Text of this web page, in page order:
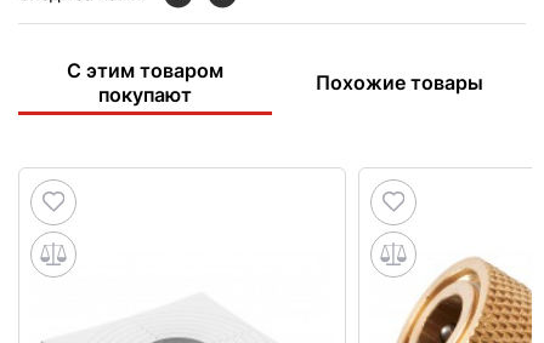
С этим товаром
покупают
Похожие товары